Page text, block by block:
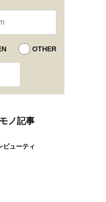
OTHER
ノ記事
ビューティ